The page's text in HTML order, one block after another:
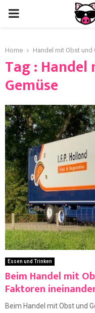
Home Handel mit Obst und
Tag :
Gemüse
Essen und Trinken
Beim Handel mit
Faktoren
Beim Handel mit Obst und